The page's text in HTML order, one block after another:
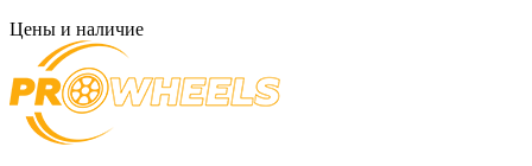
Цены и наличие